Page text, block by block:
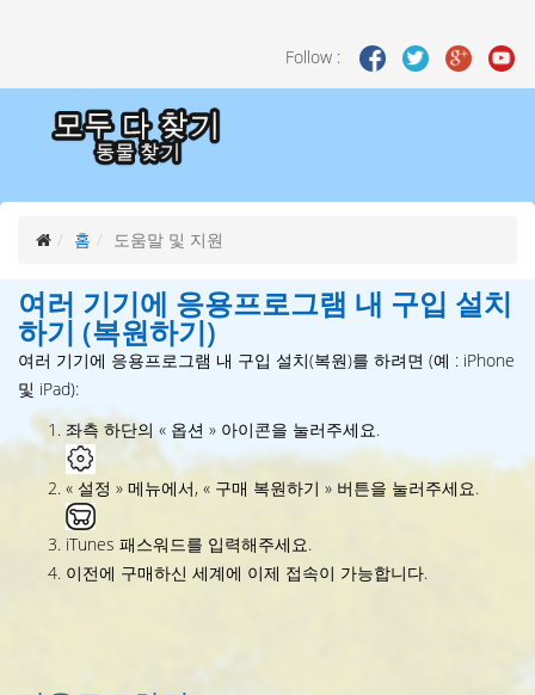
Follow :
홈 도움말 및 지원
여러 기기에 응용프로그램 내 구입 설치
하기 (복원하기)
여러 기기에 응용프로그램 내 구입 설치(복원)를 하려면 (예 : iPhone
및 iPad):
좌측 하단의 « 옵션 » 아이콘을 눌러주세요.
« 설정 » 메뉴에서, « 구매 복원하기 » 버튼을 눌러주세요.
iTunes 패스워드를 입력해주세요.
이전에 구매하신 세계에 이제 접속이 가능합니다.